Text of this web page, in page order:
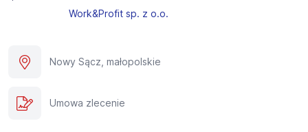
Work&Profit sp. z o.o.
Nowy Sącz, małopolskie
Umowa zlecenie